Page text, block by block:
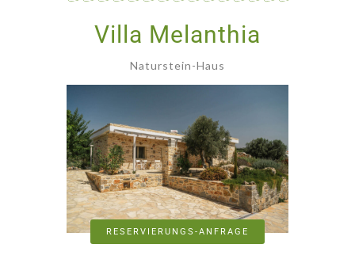
Villa Melanthia
Naturstein-Haus
RESERVIERUNGS-ANFRAGE